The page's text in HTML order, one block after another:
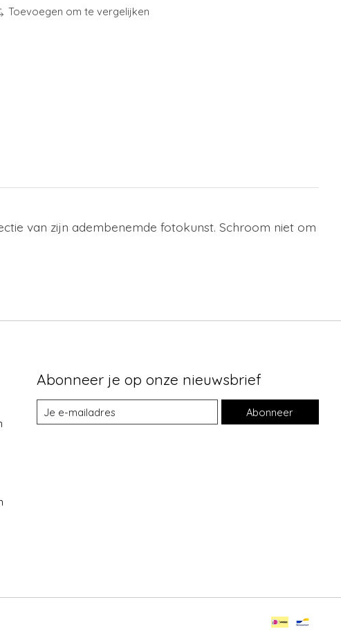
Toevoegen om te vergelijken
van zijn adembenemde fotokunst. Schroom niet om
Abonneer je op onze nieuwsbrief
Abonneer